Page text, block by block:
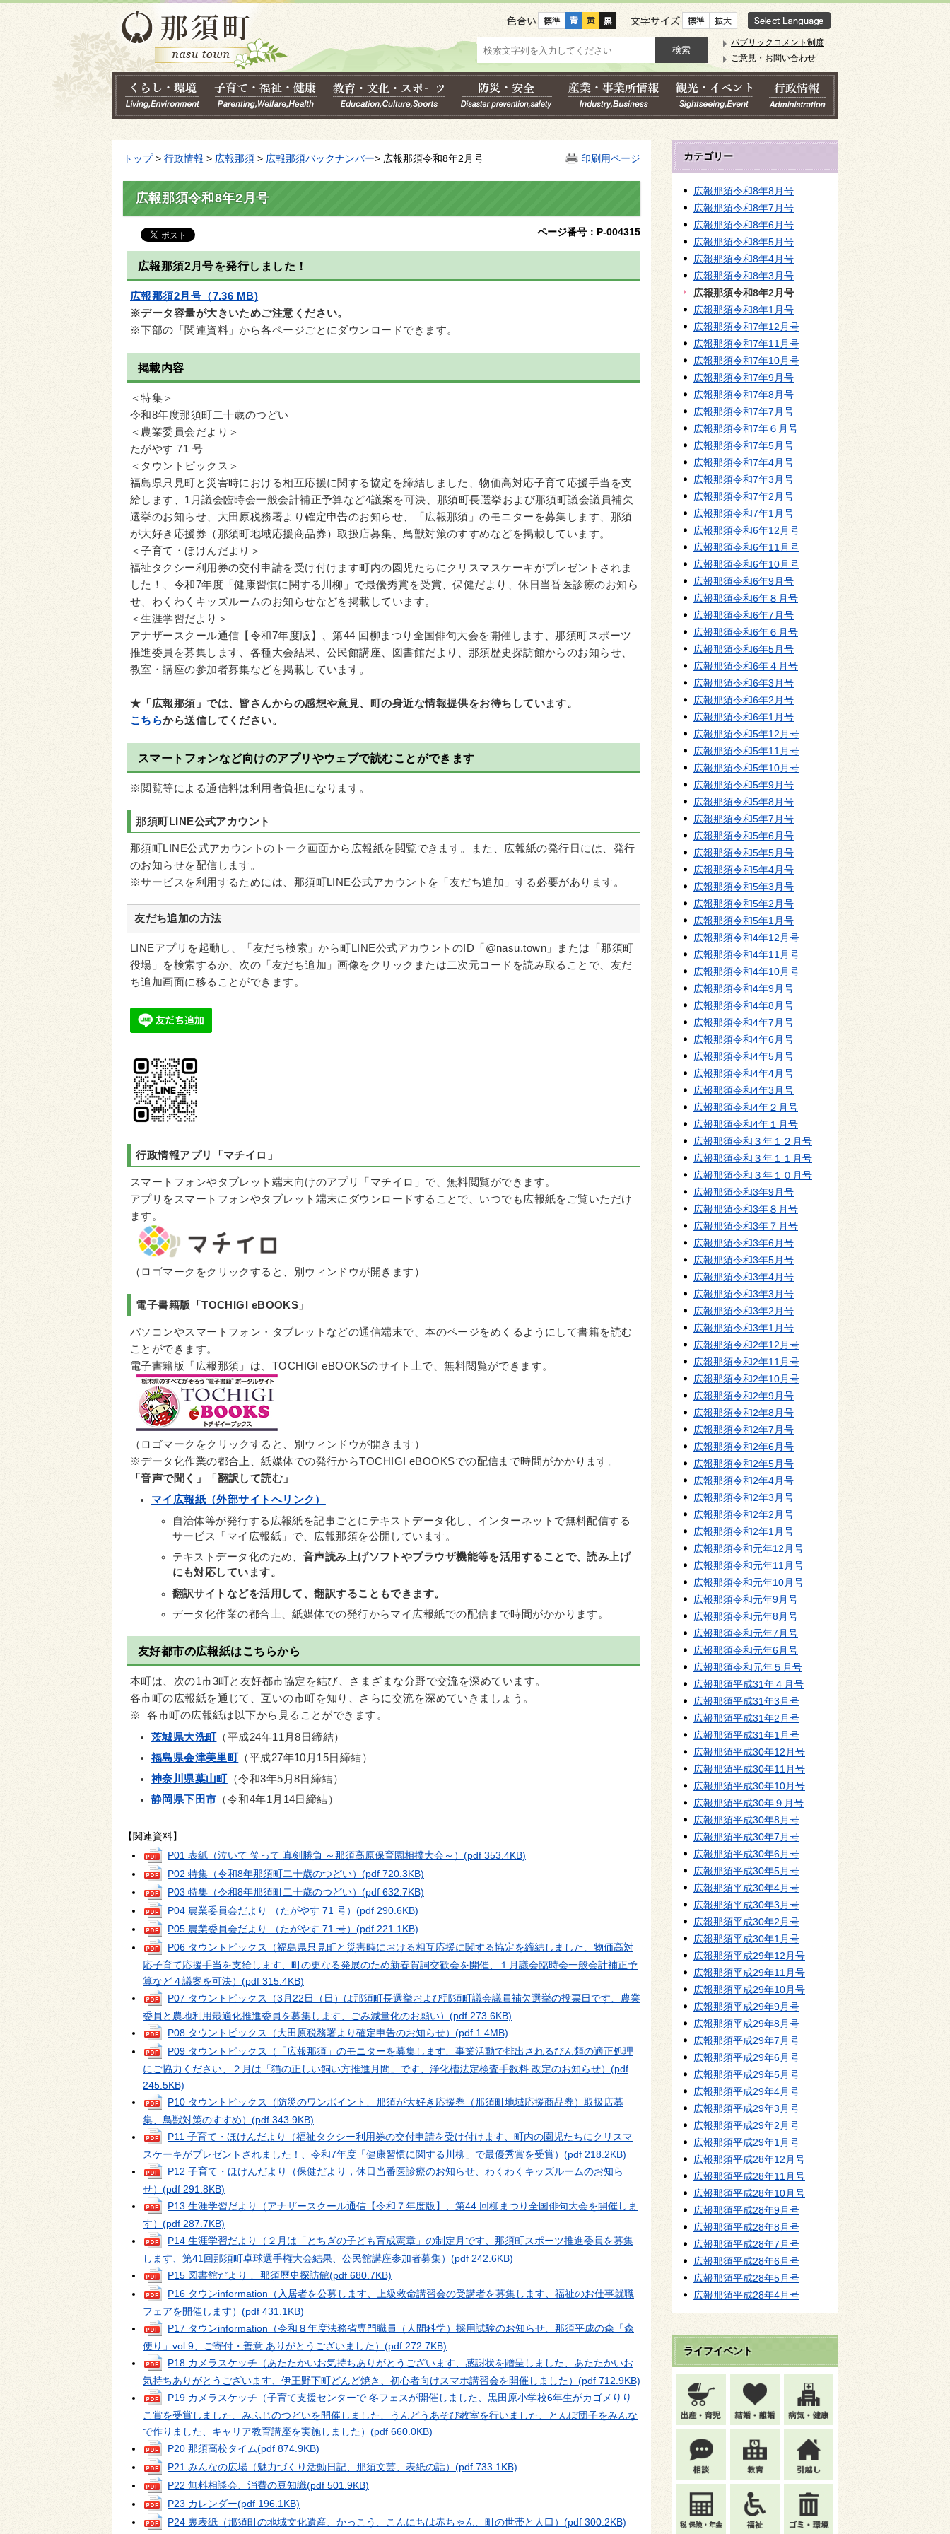
色合い 文字サイズ
パブリックコメント制度
ご意見・お問い合わせ
印刷用ページ
トップ> 行政情報 > 広報那須 > 広報那須バックナンバー> 広報那須令和8年2月号
広報那須令和8年2月号
ページ番号：P-004315
広報那須2月号を発行しました！
広報那須2月号（7.36 MB)
※データ容量が大きいためご注意ください。
※下部の「関連資料」から各ページごとにダウンロードできます。
掲載内容
＜特集＞
令和8年度那須町二十歳のつどい
＜農業委員会だより＞
たがやす 71 号
＜タウントピックス＞
福島県只見町と災害時における相互応援に関する協定を締結しました、物価高対応子育て応援手当を支
給します、1月議会臨時会一般会計補正予算など4議案を可決、那須町長選挙および那須町議会議員補欠
選挙のお知らせ、大田原税務署より確定申告のお知らせ、「広報那須」のモニターを募集します、那須
が大好き応援券（那須町地域応援商品券）取扱店募集、鳥獣対策のすすめなどを掲載しています。
＜子育て・ほけんだより＞
福祉タクシー利用券の交付申請を受け付けます町内の園児たちにクリスマスケーキがプレゼントされま
した！、令和7年度「健康習慣に関する川柳」で最優秀賞を受賞、保健だより、休日当番医診療のお知ら
せ、わくわくキッズルームのお知らせなどを掲載しています。
＜生涯学習だより＞
アナザースクール通信【令和7年度版】、第44 回柳まつり全国俳句大会を開催します、那須町スポーツ
推進委員を募集します、各種大会結果、公民館講座、図書館だより、那須歴史探訪館からのお知らせ、
教室・講座の参加者募集などを掲載しています。
★「広報那須」では、皆さんからの感想や意見、町の身近な情報提供をお待ちしています。
こちらから送信してください。
スマートフォンなど向けのアプリやウェブで読むことができます
※閲覧等による通信料は利用者負担になります。
那須町LINE公式アカウント
那須町LINE公式アカウントのトーク画面から広報紙を閲覧できます。また、広報紙の発行日には、発行
のお知らせを配信します。
※サービスを利用するためには、那須町LINE公式アカウントを「友だち追加」する必要があります。
友だち追加の方法
LINEアプリを起動し、「友だち検索」から町LINE公式アカウントのID「@nasu.town」または「那須町
役場」を検索するか、次の「友だち追加」画像をクリックまたは二次元コードを読み取ることで、友だ
ち追加画面に移ることができます。
行政情報アプリ 「マチイロ」
スマートフォンやタブレット端末向けのアプリ「マチイロ」で、無料閲覧ができます。
アプリをスマートフォンやタブレット端末にダウンロードすることで、いつでも広報紙をご覧いただけ
ます。
（ロゴマークをクリックすると、別ウィンドウが開きます）
電子書籍版「TOCHIGI eBOOKS 」
パソコンやスマートフォン・タブレットなどの通信端末で、本のページをめくるようにして書籍を読む
ことができます。
電子書籍版「広報那須」は、TOCHIGI eBOOKSのサイト上で、無料閲覧ができます。
（ロゴマークをクリックすると、別ウィンドウが開きます）
※データ化作業の都合上、紙媒体での発行からTOCHIGI eBOOKSでの配信まで時間がかかります。
「音声で聞く」「翻訳して読む」
マイ広報紙（外部サイトへリンク）
自治体等が発行する広報紙を記事ごとにテキストデータ化し、インターネットで無料配信する
サービス「マイ広報紙」で、広報那須を公開しています。
テキストデータ化のため、 音声読み上げソフトやブラウザ機能等を活用することで、読み上げ
にも対応しています。
翻訳サイトなどを活用して、翻訳することもできます。
データ化作業の都合上、紙媒体での発行からマイ広報紙での配信まで時間がかかります。
友好都市の広報紙はこちらから
本町は、次の1市3町と友好都市協定を結び、さまざまな分野で交流を深めています。
各市町の広報紙を通じて、互いの市町を知り、さらに交流を深めていきましょう。
※ 各市町の広報紙は以下から見ることができます。
茨城県大洗町 （平成24年11月8日締結）
福島県会津美里町 （平成27年10月15日締結）
神奈川県葉山町（令和3年5月8日締結）
静岡県下田市 （令和4年1月14日締結）
【関連資料】
P01 表紙（泣いて 笑って 真剣勝負 ～那須高原保育園相撲大会～） (pdf 353.4KB)
P02 特集（令和8年那須町二十歳のつどい） (pdf 720.3KB)
P03 特集（令和8年那須町二十歳のつどい） (pdf 632.7KB)
P04 農業委員会だより （たがやす 71 号） (pdf 290.6KB)
P05 農業委員会だより （たがやす 71 号） (pdf 221.1KB)
P06 タウントピックス（福島県只見町と災害時における相互応援に関する協定を締結しました、物価高対
応子育て応援手当を支給します、町の更なる発展のため新春賀詞交歓会を開催、１月議会臨時会一般会計補正予
算など４議案を可決） (pdf 315.4KB)
P07 タウントピックス（3月22日（日）は那須町長選挙および那須町議会議員補欠選挙の投票日です、農業
委員と農地利用最適化推進委員を募集します、ごみ減量化のお願い） (pdf 273.6KB)
P08 タウントピックス（大田原税務署より確定申告のお知らせ） (pdf 1.4MB)
P09 タウントピックス（「広報那須」のモニターを募集します、事業活動で排出されるびん類の適正処理
にご協力ください、２月は「猫の正しい飼い方推進月間」です、浄化槽法定検査手数料 改定のお知らせ） (pdf
245.5KB)
P10 タウントピックス（防災のワンポイント、那須が大好き応援券（那須町地域応援商品券）取扱店募
集、鳥獣対策のすすめ） (pdf 343.9KB)
P11 子育て・ほけんだより（福祉タクシー利用券の交付申請を受け付けます、町内の園児たちにクリスマ
スケーキがプレゼントされました！、令和7年度「健康習慣に関する川柳」で最優秀賞を受賞） (pdf 218.2KB)
P12 子育て・ほけんだより（保健だより，休日当番医診療のお知らせ、わくわくキッズルームのお知ら
せ） (pdf 291.8KB)
P13 生涯学習だより（アナザースクール通信【令和７年度版】、第44 回柳まつり全国俳句大会を開催しま
す） (pdf 287.7KB)
P14 生涯学習だより（２月は「とちぎの子ども育成憲章」の制定月です、那須町スポーツ推進委員を募集
します、第41回那須町卓球選手権大会結果、公民館講座参加者募集） (pdf 242.6KB)
P15 図書館だより 、那須歴史探訪館(pdf 680.7KB)
P16 タウンinformation（入居者を公募します、上級救命講習会の受講者を募集します、福祉のお仕事就職
フェアを開催します） (pdf 431.1KB)
P17 タウンinformation（令和８年度法務省専門職員（人間科学）採用試験のお知らせ、那須平成の森「森
便り」vol.9、ご寄付・善意 ありがとうございました） (pdf 272.7KB)
P18 カメラスケッチ（あたたかいお気持ちありがとうございます、感謝状を贈呈しました、あたたかいお
気持ちありがとうございます、伊王野下町どんど焼き、初心者向けスマホ講習会を開催しました） (pdf 712.9KB)
P19 カメラスケッチ（子育て支援センターで 冬フェスが開催しました、黒田原小学校6年生がカゴメりり
こ賞を受賞しました、みふじのつどいを開催しました、うんどうあそび教室を行いました、とんぼ団子をみんな
で作りました、キャリア教育講座を実施しました） (pdf 660.0KB)
P20 那須高校タイム(pdf 874.9KB)
P21 みんなの広場（魅力づくり活動日記、那須文芸、表紙の話） (pdf 733.1KB)
P22 無料相談会、消費の豆知識(pdf 501.9KB)
P23 カレンダー(pdf 196.1KB)
P24 裏表紙（那須町の地域文化遺産、かっこう、こんにちは赤ちゃん、町の世帯と人口） (pdf 300.2KB)
カテゴリー
広報那須令和8年8月号
広報那須令和8年7月号
広報那須令和8年6月号
広報那須令和8年5月号
広報那須令和8年4月号
広報那須令和8年3月号
広報那須令和8年2月号
広報那須令和8年1月号
広報那須令和7年12月号
広報那須令和7年11月号
広報那須令和7年10月号
広報那須令和7年9月号
広報那須令和7年8月号
広報那須令和7年7月号
広報那須令和7年６月号
広報那須令和7年5月号
広報那須令和7年4月号
広報那須令和7年3月号
広報那須令和7年2月号
広報那須令和7年1月号
広報那須令和6年12月号
広報那須令和6年11月号
広報那須令和6年10月号
広報那須令和6年9月号
広報那須令和6年８月号
広報那須令和6年7月号
広報那須令和6年６月号
広報那須令和6年5月号
広報那須令和6年４月号
広報那須令和6年3月号
広報那須令和6年2月号
広報那須令和6年1月号
広報那須令和5年12月号
広報那須令和5年11月号
広報那須令和5年10月号
広報那須令和5年9月号
広報那須令和5年8月号
広報那須令和5年7月号
広報那須令和5年6月号
広報那須令和5年5月号
広報那須令和5年4月号
広報那須令和5年3月号
広報那須令和5年2月号
広報那須令和5年1月号
広報那須令和4年12月号
広報那須令和4年11月号
広報那須令和4年10月号
広報那須令和4年9月号
広報那須令和4年8月号
広報那須令和4年7月号
広報那須令和4年6月号
広報那須令和4年5月号
広報那須令和4年4月号
広報那須令和4年3月号
広報那須令和4年２月号
広報那須令和4年１月号
広報那須令和３年１２月号
広報那須令和３年１１月号
広報那須令和３年１０月号
広報那須令和3年9月号
広報那須令和3年８月号
広報那須令和3年７月号
広報那須令和3年6月号
広報那須令和3年5月号
広報那須令和3年4月号
広報那須令和3年3月号
広報那須令和3年2月号
広報那須令和3年1月号
広報那須令和2年12月号
広報那須令和2年11月号
広報那須令和2年10月号
広報那須令和2年9月号
広報那須令和2年8月号
広報那須令和2年7月号
広報那須令和2年6月号
広報那須令和2年5月号
広報那須令和2年4月号
広報那須令和2年3月号
広報那須令和2年2月号
広報那須令和2年1月号
広報那須令和元年12月号
広報那須令和元年11月号
広報那須令和元年10月号
広報那須令和元年9月号
広報那須令和元年8月号
広報那須令和元年7月号
広報那須令和元年6月号
広報那須令和元年５月号
広報那須平成31年４月号
広報那須平成31年3月号
広報那須平成31年2月号
広報那須平成31年1月号
広報那須平成30年12月号
広報那須平成30年11月号
広報那須平成30年10月号
広報那須平成30年９月号
広報那須平成30年8月号
広報那須平成30年7月号
広報那須平成30年6月号
広報那須平成30年5月号
広報那須平成30年4月号
広報那須平成30年3月号
広報那須平成30年2月号
広報那須平成30年1月号
広報那須平成29年12月号
広報那須平成29年11月号
広報那須平成29年10月号
広報那須平成29年9月号
広報那須平成29年8月号
広報那須平成29年7月号
広報那須平成29年6月号
広報那須平成29年5月号
広報那須平成29年4月号
広報那須平成29年3月号
広報那須平成29年2月号
広報那須平成29年1月号
広報那須平成28年12月号
広報那須平成28年11月号
広報那須平成28年10月号
広報那須平成28年9月号
広報那須平成28年8月号
広報那須平成28年7月号
広報那須平成28年6月号
広報那須平成28年5月号
広報那須平成28年4月号
ライフイベント